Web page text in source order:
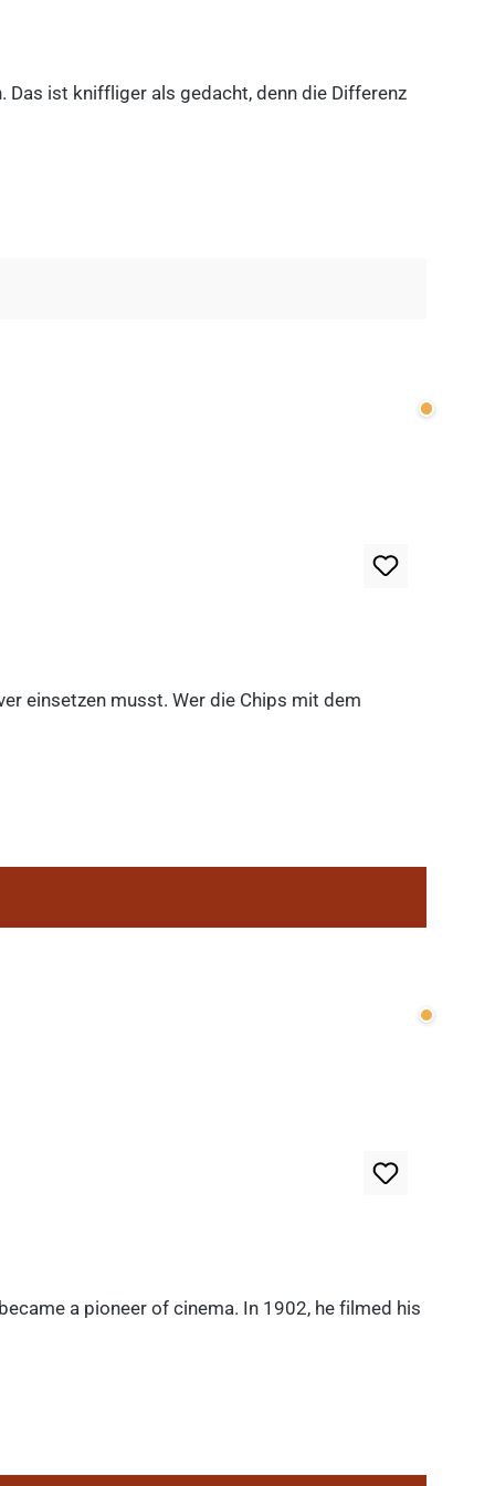
Das ist kniffliger als gedacht, denn die Differenz
Wenige
einsetzen musst. Wer die Chips mit dem
Wenige
a pioneer of cinema. In 1902, he filmed his